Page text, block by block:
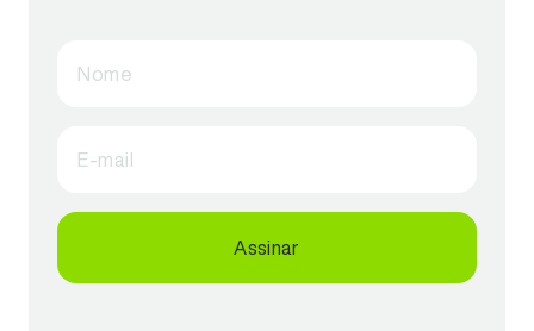
Nome
E-mail
Assinar